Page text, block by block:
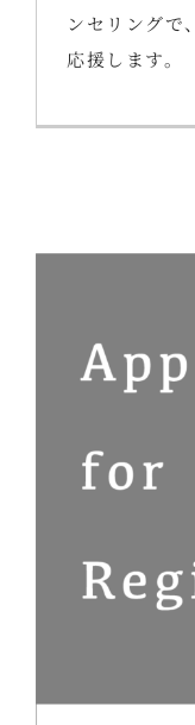
ンセリングで
応援します。